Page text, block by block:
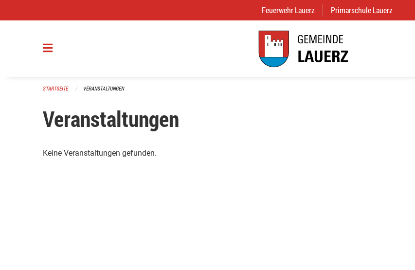
Feuerwehr Lauerz (External Link)
Primarschule Lauerz
STARTSEITE VERANSTALTUNGEN
Veranstaltungen
Keine Veranstaltungen gefunden.